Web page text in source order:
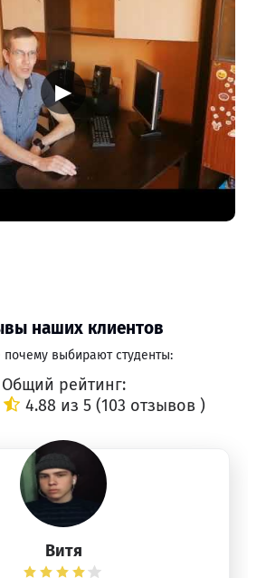
▶
наших клиентов
почему выбирают студенты:
Общий рейтинг:
4.88 из 5 (103 отзывов )
Витя